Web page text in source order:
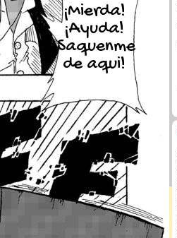
¡Mierda!
¡Ayuda!
¡Saquenme
de aqui!